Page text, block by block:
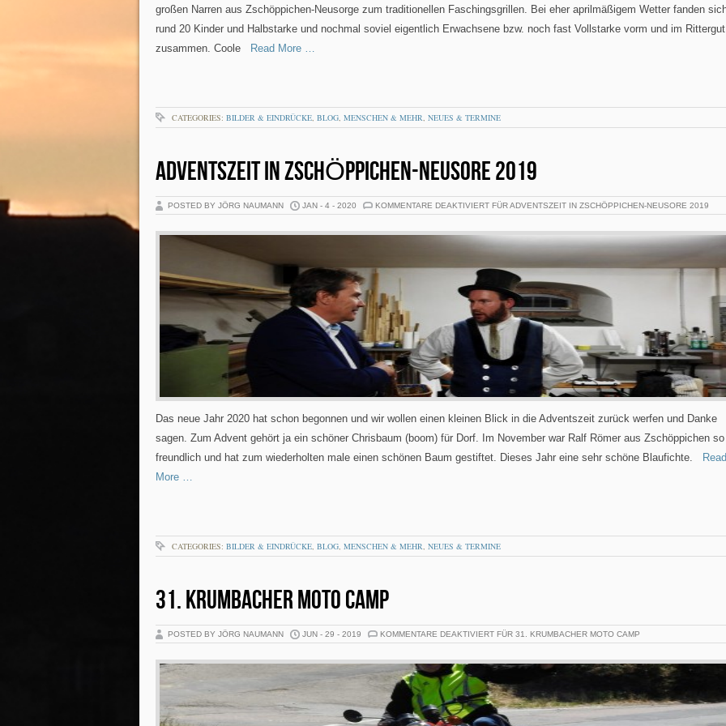
großen Narren aus Zschöppichen-Neusorge zum traditionellen Faschingsgrillen. Bei eher aprilmäßigem Wetter fanden
rund 20 Kinder und Halbstarke und nochmal soviel eigentlich Erwachsene bzw. noch fast Vollstarke vorm und im Rittergut
zusammen. Coole Read More …
CATEGORIES: BILDER & EINDRÜCKE, BLOG, MENSCHEN & MEHR, NEUES & TERMINE
ADVENTSZEIT IN ZSCHÖPPICHEN-NEUSORE 2019
POSTED BY JÖRG NAUMANN JAN - 4 - 2020 KOMMENTARE DEAKTIVIERT FÜR ADVENTSZEIT IN ZSCHÖPPICHEN-NEUSORE 2019
Das neue Jahr 2020 hat schon begonnen und wir wollen einen kleinen Blick in die Adventszeit zurück werfen und Danke
sagen. Zum Advent gehört ja ein schöner Chrisbaum (boom) für Dorf. Im November war Ralf Römer aus Zschöppichen so
freundlich und hat zum wiederholten male einen schönen Baum gestiftet. Dieses Jahr eine sehr schöne Blaufichte. Read
More …
CATEGORIES: BILDER & EINDRÜCKE, BLOG, MENSCHEN & MEHR, NEUES & TERMINE
31. KRUMBACHER MOTO CAMP
POSTED BY JÖRG NAUMANN JUN - 29 - 2019 KOMMENTARE DEAKTIVIERT FÜR 31. KRUMBACHER MOTO CAMP